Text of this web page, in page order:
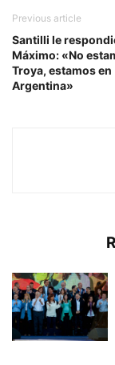
Previous article
Santilli le
Máximo: «No
Troya, estamos en
Argentina»